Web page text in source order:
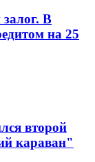
В
на 25
второй
караван"